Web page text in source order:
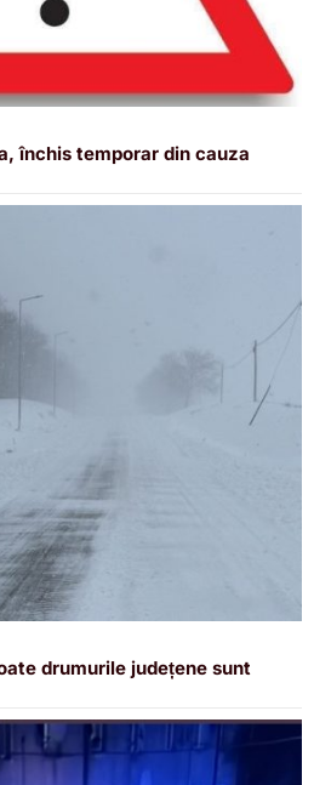
închis temporar din cauza
drumurile județene sunt